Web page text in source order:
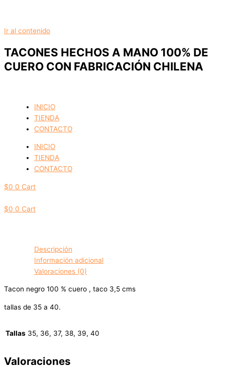
Ir al contenido
TACONES HECHOS A MANO 100% DE
CUERO CON FABRICACIÓN CHILENA
INICIO
TIENDA
CONTACTO
INICIO
TIENDA
CONTACTO
$0 0 Cart
$0 0 Cart
Descripción
Información adicional
Valoraciones (0)
Tacon negro 100 % cuero , taco 3,5 cms
tallas de 35 a 40.
Tallas 35, 36, 37, 38, 39, 40
Valoraciones